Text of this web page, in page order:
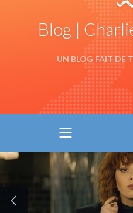
Blog |
UN BLOG FAIT DE